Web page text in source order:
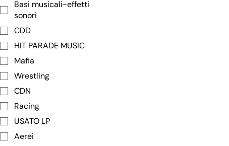
Basi musicali-effetti
sonori
CDD
HIT PARADE MUSIC
Mafia
Wrestling
CDN
Racing
USATO LP
Aerei